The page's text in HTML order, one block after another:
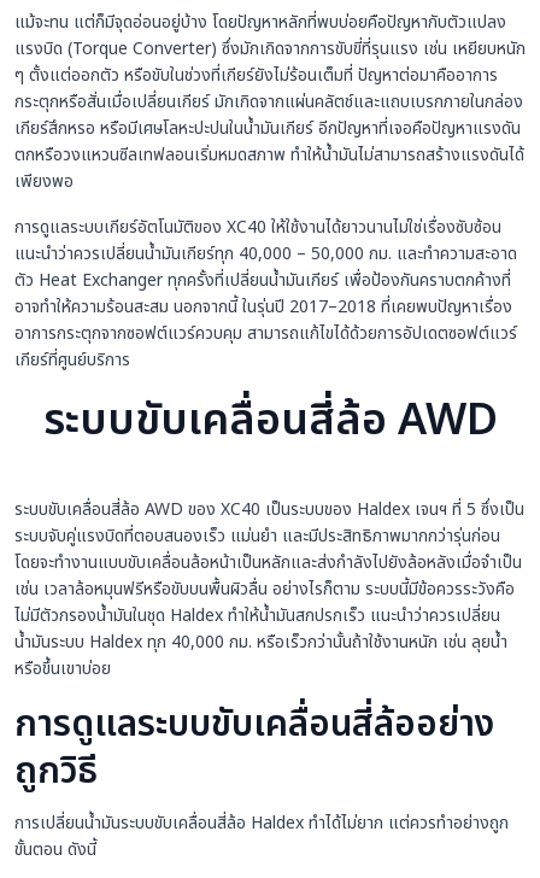
แม้จะทน แต่ก็มีจุดอ่อนอยู่บ้าง โดยปัญหาหลักที่พบบ่อยคือปัญหากับตัวแปลง
แรงบิด (Torque Converter) ซึ่งมักเกิดจากการขับขี่ที่รุนแรง เช่น เหยียบหนัก
ๆ ตั้งแต่ออกตัว หรือขับในช่วงที่เกียร์ยังไม่ร้อนเต็มที่ ปัญหาต่อมาคืออาการ
กระตุกหรือสั่นเมื่อเปลี่ยนเกียร์ มักเกิดจากแผ่นคลัตช์และแถบเบรกภายในกล่อง
เกียร์สึกหรอ หรือมีเศษโลหะปะปนในน้ำมันเกียร์ อีกปัญหาที่เจอคือปัญหาแรงดัน
ตกหรือวงแหวนซีลเทฟลอนเริ่มหมดสภาพ ทำให้น้ำมันไม่สามารถสร้างแรงดันได้
เพียงพอ
การดูแลระบบเกียร์อัตโนมัติของ XC40 ให้ใช้งานได้ยาวนานไม่ใช่เรื่องซับซ้อน
แนะนำว่าควรเปลี่ยนน้ำมันเกียร์ทุก 40,000 – 50,000 กม. และทำความสะอาด
ตัว Heat Exchanger ทุกครั้งที่เปลี่ยนน้ำมันเกียร์ เพื่อป้องกันคราบตกค้างที่
อาจทำให้ความร้อนสะสม นอกจากนี้ ในรุ่นปี 2017–2018 ที่เคยพบปัญหาเรื่อง
อาการกระตุกจากซอฟต์แวร์ควบคุม สามารถแก้ไขได้ด้วยการอัปเดตซอฟต์แวร์
เกียร์ที่ศูนย์บริการ
ระบบขับเคลื่อนสี่ล้อ AWD
ระบบขับเคลื่อนสี่ล้อ AWD ของ XC40 เป็นระบบของ Haldex เจนฯ ที่ 5 ซึ่งเป็น
ระบบจับคู่แรงบิดที่ตอบสนองเร็ว แม่นยำ และมีประสิทธิภาพมากกว่ารุ่นก่อน
โดยจะทำงานแบบขับเคลื่อนล้อหน้าเป็นหลักและส่งกำลังไปยังล้อหลังเมื่อจำเป็น
เช่น เวลาล้อหมุนฟรีหรือขับบนพื้นผิวลื่น อย่างไรก็ตาม ระบบนี้มีข้อควรระวังคือ
ไม่มีตัวกรองน้ำมันในชุด Haldex ทำให้น้ำมันสกปรกเร็ว แนะนำว่าควรเปลี่ยน
น้ำมันระบบ Haldex ทุก 40,000 กม. หรือเร็วกว่านั้นถ้าใช้งานหนัก เช่น ลุยน้ำ
หรือขึ้นเขาบ่อย
การดูแลระบบขับเคลื่อนสี่ล้ออย่าง
ถูกวิธี
การเปลี่ยนน้ำมันระบบขับเคลื่อนสี่ล้อ Haldex ทำได้ไม่ยาก แต่ควรทำอย่างถูก
ขั้นตอน ดังนี้